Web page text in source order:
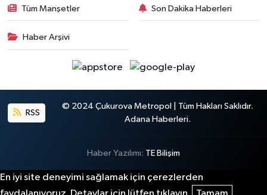
Tüm Manşetler Son Dakika Haberleri
Haber Arşivi
RSS
© 2024 Çukurova Metropol | Tüm Hakları Saklıdır.
Adana Haberleri.
Haber Yazılımı: TE Bilişim
En iyi site deneyimi sağlamak için çerezlerden